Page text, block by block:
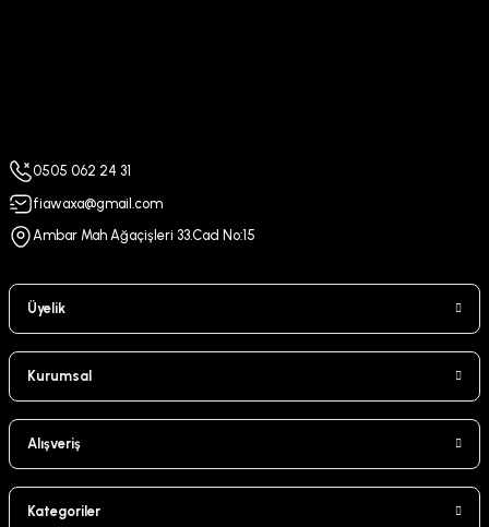
0505 062 24 31
fiawaxa@gmail.com
Ambar Mah Ağaçişleri 33.Cad No:15
Üyelik
Kurumsal
Alışveriş
Kategoriler